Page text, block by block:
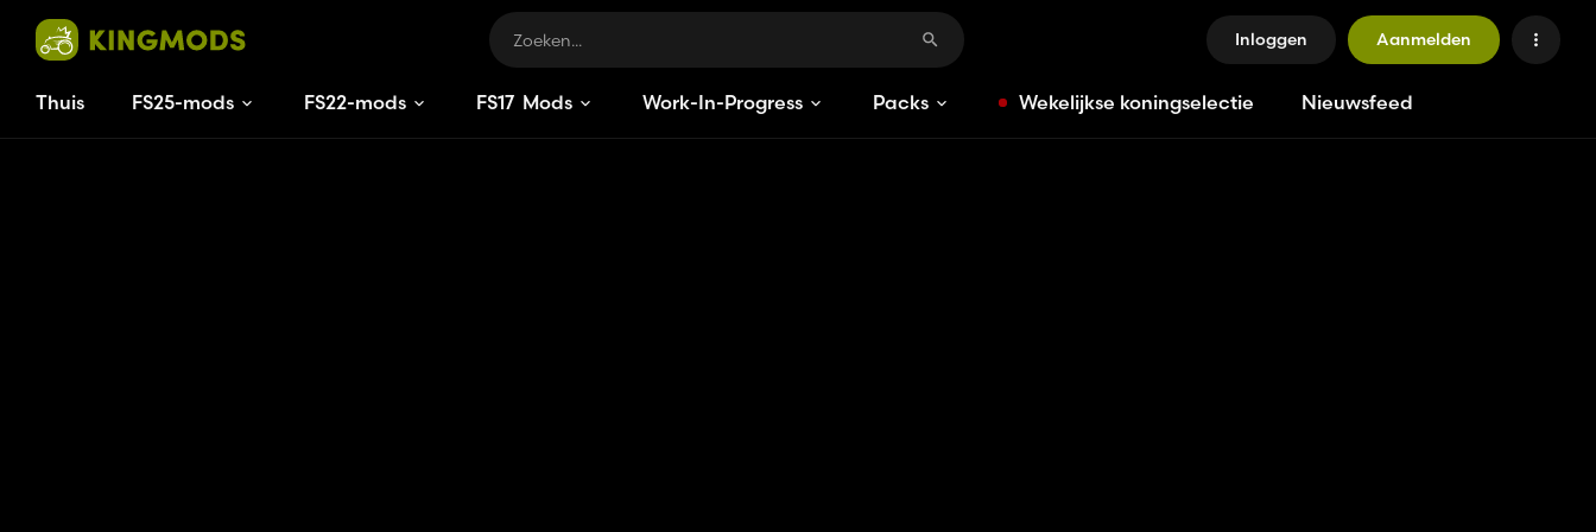
Inloggen Aanmelden
Thuis FS25-mods FS22-mods FS17 Mods Work-In-Progress Packs Wekelijkse koningselectie Nieuwsfeed